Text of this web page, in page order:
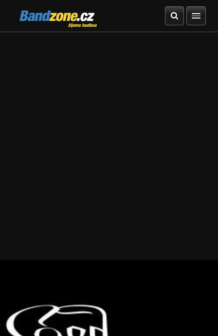
Bandzone.cz
žijeme hudbou